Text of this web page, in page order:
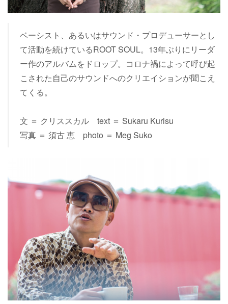
ベーシスト、あるいはサウンド・プロデューサーとし
て活動を続けているROOT SOUL。13年ぶりにリーダ
ー作のアルバムをドロップ。コロナ禍によって呼び起
こされた自己のサウンドへのクリエイションが聞こえ
てくる。
文 ＝ クリススカル text ＝ Sukaru Kurisu
写真 ＝ 須古 恵 photo ＝ Meg Suko